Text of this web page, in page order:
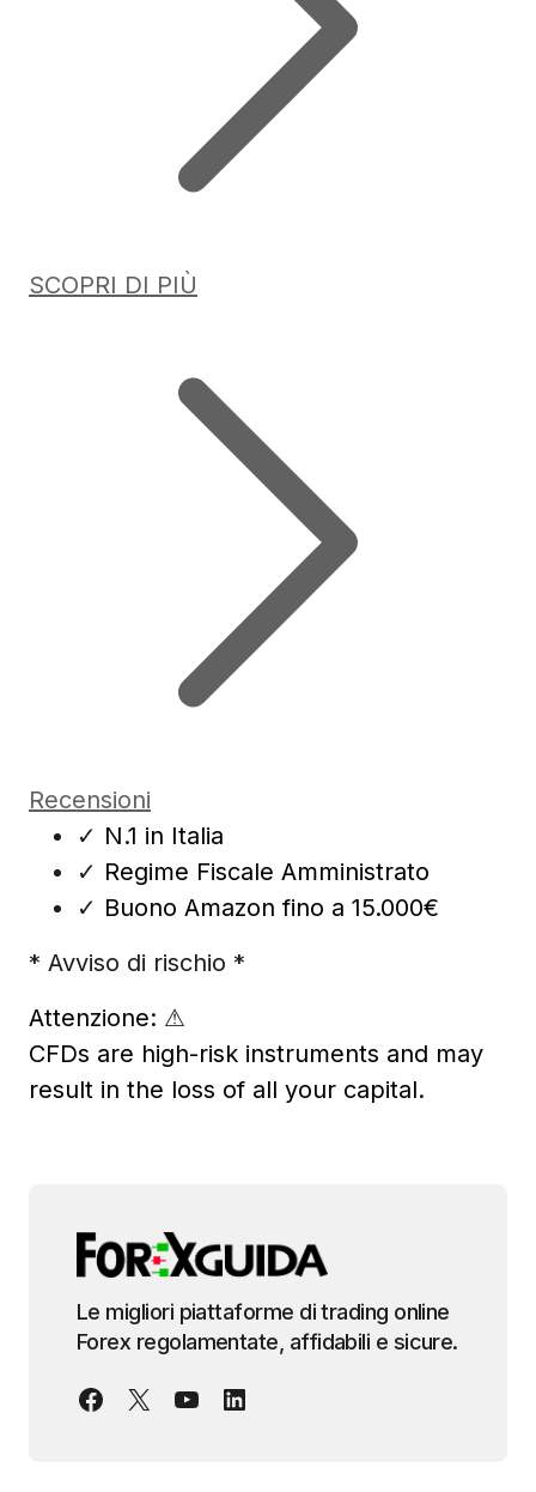
SCOPRI DI PIÙ
Recensioni
✓ N.1 in Italia
✓ Regime Fiscale Amministrato
✓ Buono Amazon fino a 15.000€
* Avviso di rischio *
Attenzione: ⚠
CFDs are high-risk instruments and may
result in the loss of all your capital.
Le migliori piattaforme di trading online
Forex regolamentate, affidabili e sicure.